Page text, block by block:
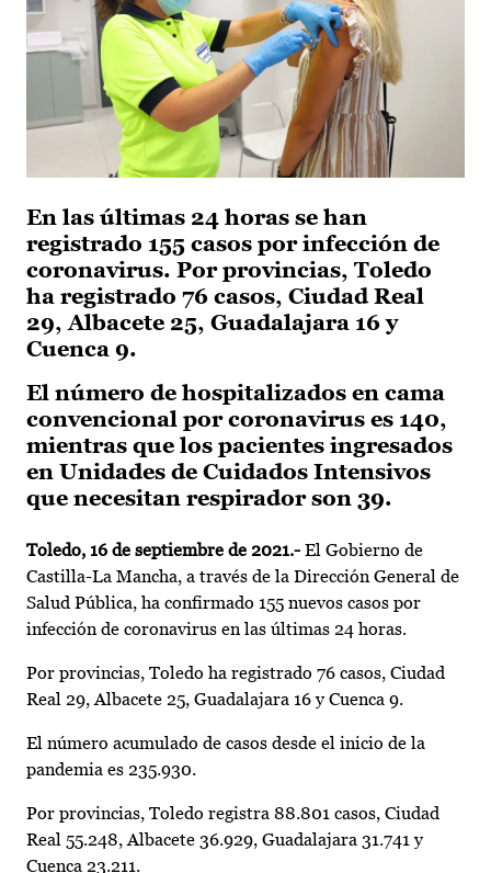
En las últimas 24 horas se han
registrado 155 casos por infección de
coronavirus. Por provincias, Toledo
ha registrado 76 casos, Ciudad Real
29, Albacete 25, Guadalajara 16 y
Cuenca 9.
El número de hospitalizados en cama
convencional por coronavirus es 140,
mientras que los pacientes ingresados
en Unidades de Cuidados Intensivos
que necesitan respirador son 39.
Toledo, 16 de septiembre de 2021.- El Gobierno de
Castilla-La Mancha, a través de la Dirección General de
Salud Pública, ha confirmado 155 nuevos casos por
infección de coronavirus en las últimas 24 horas.
Por provincias, Toledo ha registrado 76 casos, Ciudad
Real 29, Albacete 25, Guadalajara 16 y Cuenca 9.
El número acumulado de casos desde el inicio de la
pandemia es 235.930.
Por provincias, Toledo registra 88.801 casos, Ciudad
Real 55.248, Albacete 36.929, Guadalajara 31.741 y
Cuenca 23.211.